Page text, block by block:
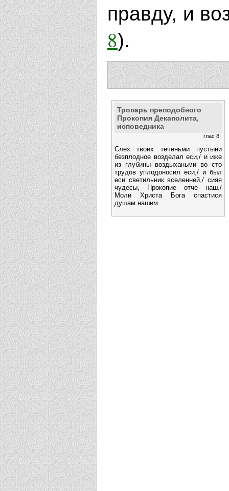
правду, и
8).
Тропарь преподобного
Прокопия Декаполита,
исповедника
глас 8
Слез твоих теченьми пустыни
безплодное возделал еси,/ и иже
из глубины воздыханьми во сто
трудов уплодоносил еси,/ и был
еси светильник вселенней,/ сияя
чудесы, Прокопие отче наш./
Моли Христа Бога спастися
душам нашим.